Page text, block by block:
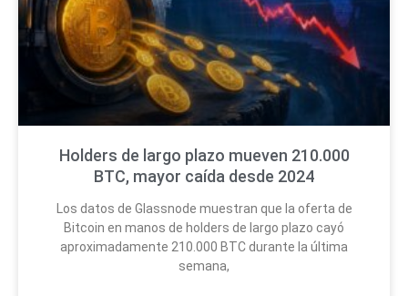
Holders de largo plazo mueven 210.000
BTC, mayor caída desde 2024
Los datos de Glassnode muestran que la oferta de
Bitcoin en manos de holders de largo plazo cayó
aproximadamente 210.000 BTC durante la última
semana,